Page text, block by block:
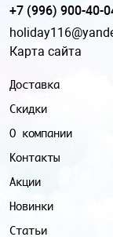
Доставка
Скидки
О компании
Контакты
Акции
Новинки
Статьи
+7 (996) 900-40-
Карта сайта